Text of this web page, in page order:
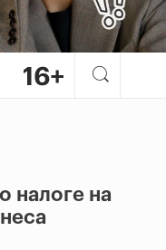
налоге на